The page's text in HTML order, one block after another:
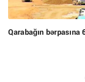
Qarabağın